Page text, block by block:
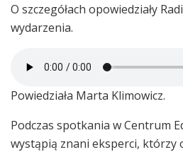
O szczegółach opowiedziały
wydarzenia.
Powiedziała Marta Klimowicz.
Podczas spotkania w Centrum
wystąpią znani eksperci, którzy